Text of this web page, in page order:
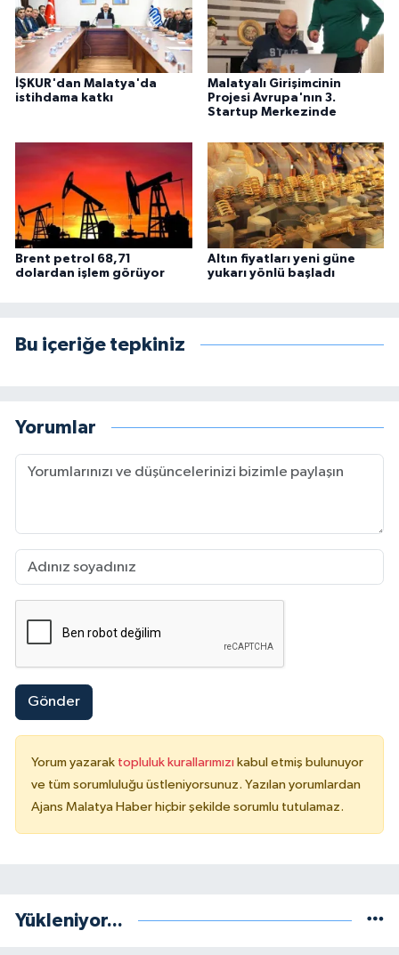
İŞKUR'dan Malatya'da
istihdama katkı
Malatyalı Girişimcinin
Projesi Avrupa'nın 3.
Startup Merkezinde
Brent petrol 68,71
dolardan işlem görüyor
Altın fiyatları yeni güne
yukarı yönlü başladı
Bu içeriğe tepkiniz
Yorumlar
Gönder
Yorum yazarak topluluk kurallarımızı kabul etmiş bulunuyor
ve tüm sorumluluğu üstleniyorsunuz. Yazılan yorumlardan
Ajans Malatya Haber hiçbir şekilde sorumlu tutulamaz.
Yükleniyor...